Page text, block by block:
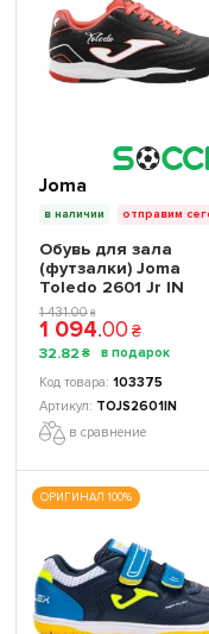
Joma
в наличии отправим
Обувь для зала
(футзалки) Joma
Toledo 2601 Jr IN
TOJS2601IN детская
1 431.00 ₴
1 094.00 ₴
32.82 ₴
103375
TOJS2601IN
в сравнение
ОРИГИНАЛ 100%